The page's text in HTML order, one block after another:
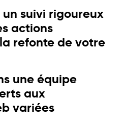
un suivi rigoureux
actions
refonte de votre
une équipe
aux
variées